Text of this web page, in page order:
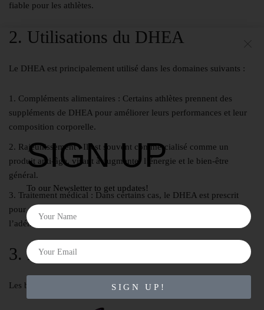
fiable pour les athlètes.
2. Utilisations du DHEA
Le DHEA est principalement utilisé dans les domaines suivants :
Compléments alimentaires : Certains athlètes prennent des
suppléments de DHEA pour améliorer leurs performances et leur
composition corporelle.
Rajeunissement :Il est souvent commercialisé comme un
produit anti-âge, visant à augmenter l’énergie et le bien-être
général.
Traitement médical : Dans certains cas, le DHEA est prescrit
pour des troubles hormonaux ou des maladies telles que
l’adénome surrénalien.
3. Bénéfices potentiels
Les bénéfices du DHEA peuvent inclure :
SIGN UP
To our Newsletter to get updates!
SIGN UP!